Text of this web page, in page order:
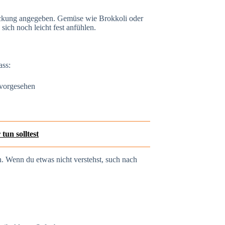
angegeben. Gemüse wie Brokkoli oder
noch leicht fest anfühlen.
solltest
du etwas nicht verstehst, such nach